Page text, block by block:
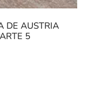
DE AUSTRIA
5